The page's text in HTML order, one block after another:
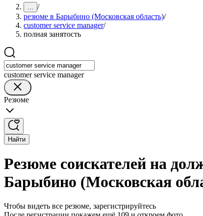
... /
резюме в Барыбино (Московская область)/
customer service manager/
полная занятость
customer service manager
Резюме
Найти
Резюме соискателей на
Барыбино (Московская
Чтобы видеть все резюме, зарегистрируйтесь